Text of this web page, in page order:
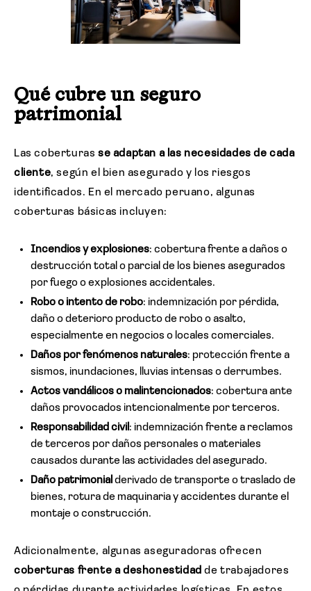
Qué cubre un seguro
patrimonial
Las coberturas se adaptan a las necesidades de cada
cliente, según el bien asegurado y los riesgos
identificados. En el mercado peruano, algunas
coberturas básicas incluyen:
Incendios y explosiones: cobertura frente a daños o
destrucción total o parcial de los bienes asegurados
por fuego o explosiones accidentales.
Robo o intento de robo: indemnización por pérdida,
daño o deterioro producto de robo o asalto,
especialmente en negocios o locales comerciales.
Daños por fenómenos naturales: protección frente a
sismos, inundaciones, lluvias intensas o derrumbes.
Actos vandálicos o malintencionados: cobertura ante
daños provocados intencionalmente por terceros.
Responsabilidad civil : indemnización frente a reclamos
de terceros por daños personales o materiales
causados durante las actividades del asegurado.
Daño patrimonial derivado de transporte o traslado de
bienes, rotura de maquinaria y accidentes durante el
montaje o construcción.
Adicionalmente, algunas aseguradoras ofrecen
coberturas frente a deshonestidad de trabajadores